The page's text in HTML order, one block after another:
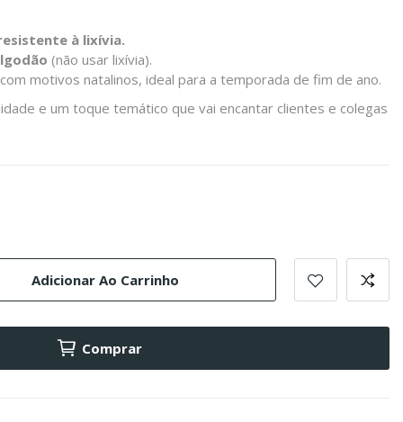
à lixívia.
(não usar lixívia).
motivos natalinos, ideal para a temporada de fim de ano.
e um toque temático que vai encantar clientes e colegas
Adicionar Ao Carrinho
Comprar